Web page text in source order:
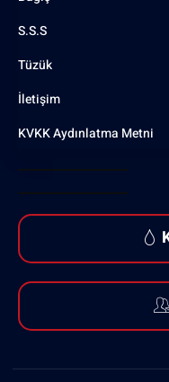
S.S.S
Tüzük
İletişim
KVKK Aydınlatma Metni